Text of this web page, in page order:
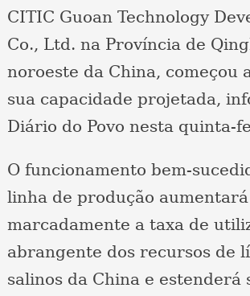
CITIC Guoan Technology
Co., Ltd. na Província de
noroeste da China, começou
sua capacidade projetada,
Diário do Povo nesta quinta-
O funcionamento bem-
linha de produção aumentará
marcadamente a taxa de
abrangente dos recursos de
salinos da China e estenderá